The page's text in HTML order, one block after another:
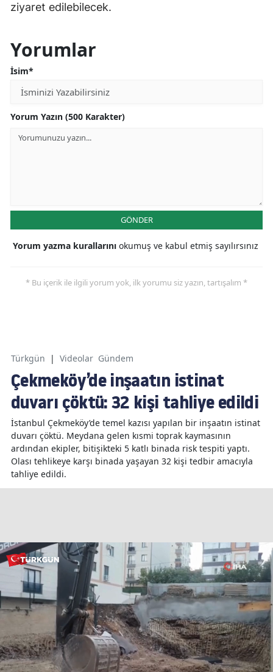
ziyaret edilebilecek.
Yorumlar
İsim*
Yorum Yazın (500 Karakter)
GÖNDER
Yorum yazma kurallarını okumuş ve kabul etmiş sayılırsınız
* Bu içerik ile ilgili yorum yok, ilk yorumu siz yazın, tartışalım *
Türkgün | Videolar Gündem
Çekmeköy’de inşaatın istinat
duvarı çöktü: 32 kişi tahliye edildi
İstanbul Çekmeköy’de temel kazısı yapılan bir inşaatın istinat
duvarı çöktü. Meydana gelen kısmi toprak kaymasının
ardından ekipler, bitişikteki 5 katlı binada risk tespiti yaptı.
Olası tehlikeye karşı binada yaşayan 32 kişi tedbir amacıyla
tahliye edildi.